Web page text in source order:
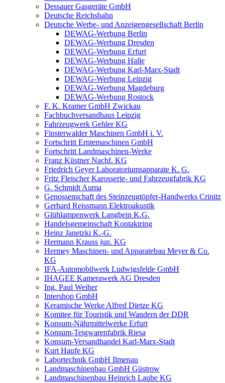
Dessauer Gasgeräte GmbH
Deutsche Reichsbahn
Deutsche Werbe- und Anzeigengesellschaft Berlin
DEWAG-Werbung Berlin
DEWAG-Werbung Dresden
DEWAG-Werbung Erfurt
DEWAG-Werbung Halle
DEWAG-Werbung Karl-Marx-Stadt
DEWAG-Werbung Leipzig
DEWAG-Werbung Magdeburg
DEWAG-Werbung Rostock
F. K. Kramer GmbH Zwickau
Fachbuchversandhaus Leipzig
Fahrzeugwerk Gehler KG
Finsterwalder Maschinen GmbH i. V.
Fortschritt Erntemaschinen GmbH
Fortschritt Landmaschinen-Werke
Franz Küstner Nachf. KG
Friedrich Geyer Laboratoriumsapparate K. G.
Fritz Fleischer Karosserie- und Fahrzeugfabrik KG
G. Schmidt Auma
Genossenschaft des Steinzeugtöpfer-Handwerks Crinitz
Gerhard Reissmann Elektroakustik
Glühlampenwerk Langbein K.G.
Handelsgemeinschaft Kontaktring
Heinz Janetzki K.-G.
Hermann Krauss jun. KG
Hermey Maschinen- und Apparatebau Meyer & Co.
KG
IFA-Automobilwerk Ludwigsfelde GmbH
IHAGEE Kamerawerk AG Dresden
Ing. Paul Weiher
Intershop GmbH
Keramische Werke Alfred Dietze KG
Komitee für Touristik und Wandern der DDR
Konsum-Nährmittelwerke Erfurt
Konsum-Teigwarenfabrik Riesa
Konsum-Versandhandel Karl-Marx-Stadt
Kurt Haufe KG
Labortechnik GmbH Ilmenau
Landmaschinenbau GmbH Güstrow
Landmaschinenbau Heinrich Laube KG